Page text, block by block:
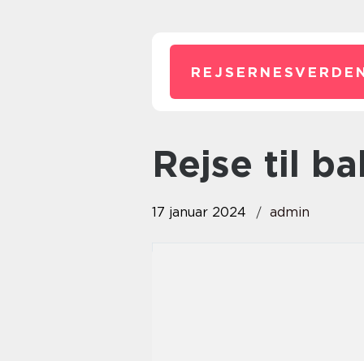
rejse til
17 januar 2024 admin